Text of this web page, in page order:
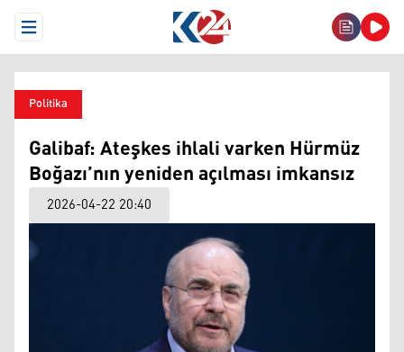
Open Menu
Politika
Galibaf: Ateşkes ihlali varken Hürmüz
Boğazı’nın yeniden açılması imkansız
2026-04-22 20:40